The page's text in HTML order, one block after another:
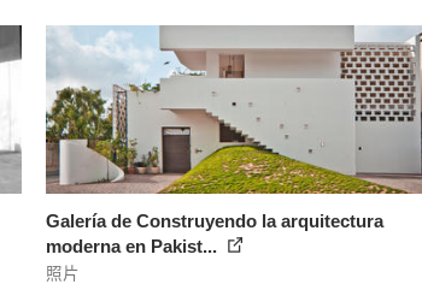
Galería de Construyendo la arquitectura
moderna en Pakist...
照片